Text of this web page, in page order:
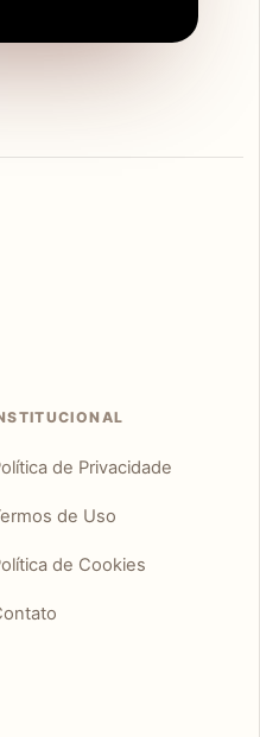
de Privacidade
de Uso
de Cookies